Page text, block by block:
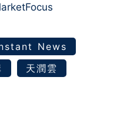
News
天潤雲